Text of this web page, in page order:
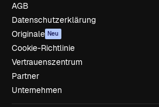
AGB
Datenschutzerklärung
Originale Neu
Cookie-Richtlinie
Vertrauenszentrum
Partner
Unternehmen